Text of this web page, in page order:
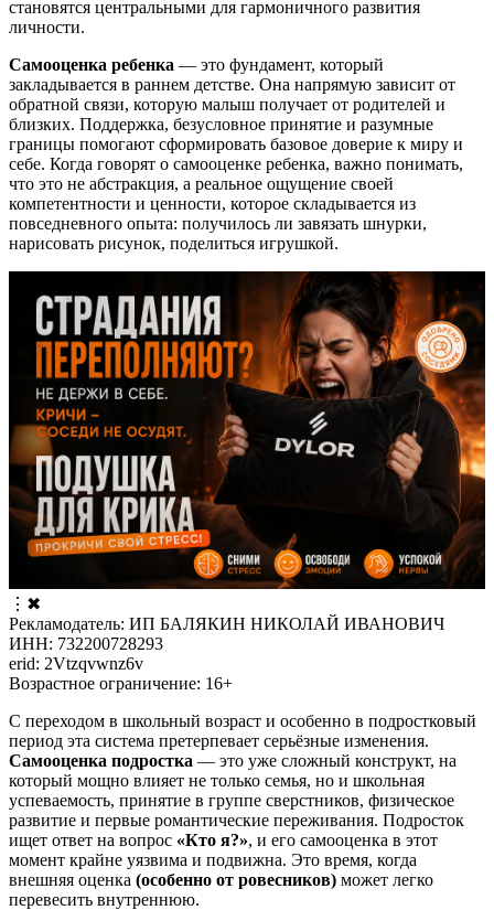
становятся центральными для гармоничного развития
личности.
Самооценка ребенка — это фундамент, который
закладывается в раннем детстве. Она напрямую зависит от
обратной связи, которую малыш получает от родителей и
близких. Поддержка, безусловное принятие и разумные
границы помогают сформировать базовое доверие к миру и
себе. Когда говорят о самооценке ребенка, важно понимать,
что это не абстракция, а реальное ощущение своей
компетентности и ценности, которое складывается из
повседневного опыта: получилось ли завязать шнурки,
нарисовать рисунок, поделиться игрушкой.
⋮ ✖
Рекламодатель: ИП БАЛЯКИН НИКОЛАЙ ИВАНОВИЧ
ИНН: 732200728293
erid: 2Vtzqvwnz6v
Возрастное ограничение: 16+
С переходом в школьный возраст и особенно в подростковый
период эта система претерпевает серьёзные изменения.
Самооценка подростка — это уже сложный конструкт, на
который мощно влияет не только семья, но и школьная
успеваемость, принятие в группе сверстников, физическое
развитие и первые романтические переживания. Подросток
ищет ответ на вопрос «Кто я?», и его самооценка в этот
момент крайне уязвима и подвижна. Это время, когда
внешняя оценка (особенно от ровесников) может легко
перевесить внутреннюю.